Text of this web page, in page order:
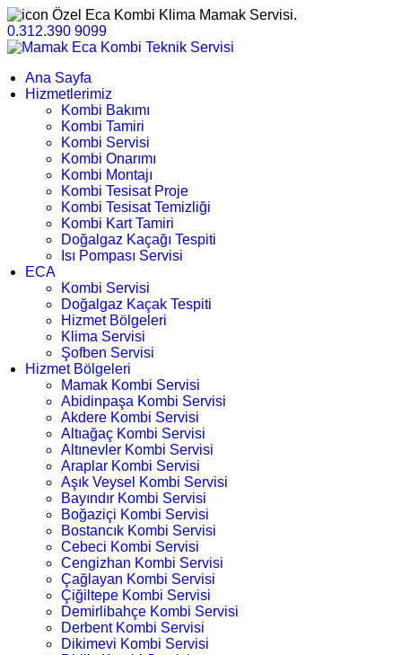
Özel Eca Kombi Klima Mamak Servisi.
0.312.390 9099
Ana Sayfa
Hizmetlerimiz
Kombi Bakımı
Kombi Tamiri
Kombi Servisi
Kombi Onarımı
Kombi Montajı
Kombi Tesisat Proje
Kombi Tesisat Temizliği
Kombi Kart Tamiri
Doğalgaz Kaçağı Tespiti
Isı Pompası Servisi
ECA
Kombi Servisi
Doğalgaz Kaçak Tespiti
Hizmet Bölgeleri
Klima Servisi
Şofben Servisi
Hizmet Bölgeleri
Mamak Kombi Servisi
Abidinpaşa Kombi Servisi
Akdere Kombi Servisi
Altıağaç Kombi Servisi
Altınevler Kombi Servisi
Araplar Kombi Servisi
Aşık Veysel Kombi Servisi
Bayındır Kombi Servisi
Boğaziçi Kombi Servisi
Bostancık Kombi Servisi
Cebeci Kombi Servisi
Cengizhan Kombi Servisi
Çağlayan Kombi Servisi
Çiğiltepe Kombi Servisi
Demirlibahçe Kombi Servisi
Derbent Kombi Servisi
Dikimevi Kombi Servisi